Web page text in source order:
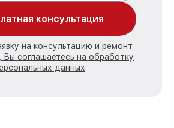
консультация
на консультацию и ремонт
Вы соглашаетесь на обработку
данных